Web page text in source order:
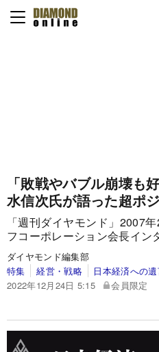
「敗戦やバブル崩壊も
水信次氏が語った超ポ
「週刊ダイヤモンド」2007
フコーポレーション会長イン
ダイヤモンド編集部
特集
経営・戦略
日本経済への
2022年12月24日 5:15
会員限定